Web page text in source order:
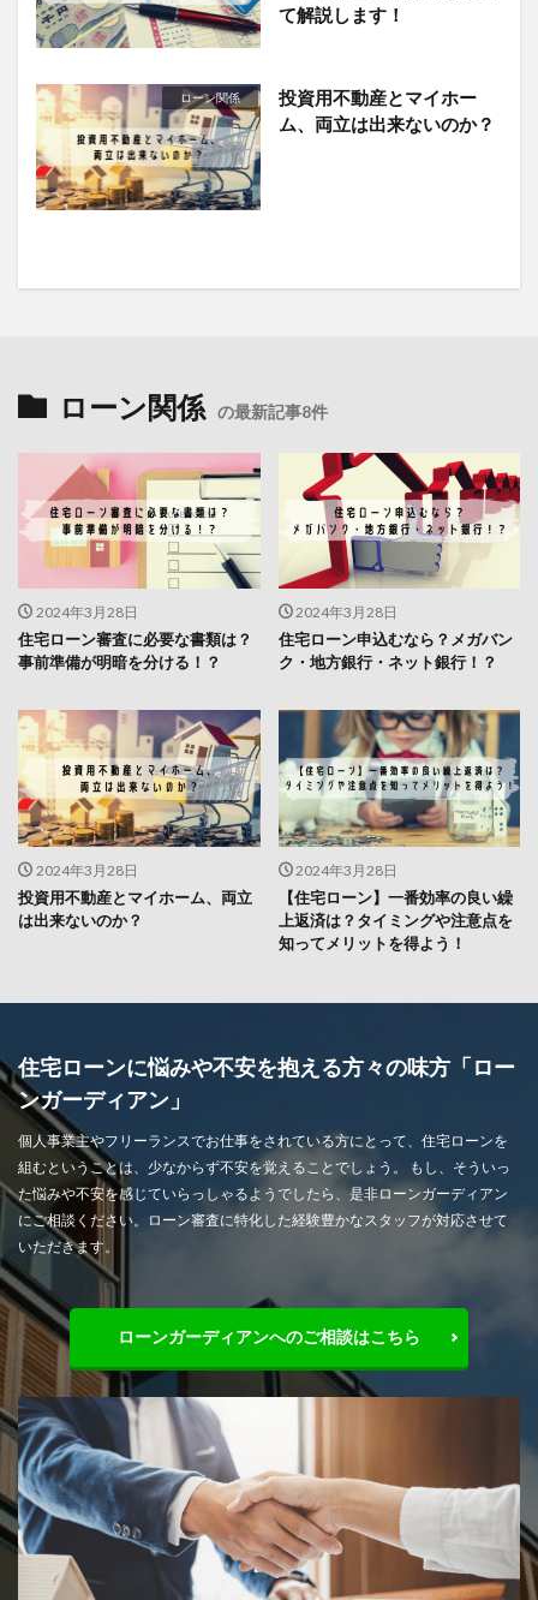
て解説します！
ローン関係
投資用不動産とマイホー
ム、両立は出来ないのか？
ローン関係 の最新記事8件
2024年3月28日
住宅ローン審査に必要な書類は？
事前準備が明暗を分ける！？
2024年3月28日
住宅ローン申込むなら？メガバン
ク・地方銀行・ネット銀行！？
2024年3月28日
投資用不動産とマイホーム、両立
は出来ないのか？
2024年3月28日
【住宅ローン】一番効率の良い繰
上返済は？タイミングや注意点を
知ってメリットを得よう！
住宅ローンに悩みや不安を抱える方々の味方「ロー
ンガーディアン」
個人事業主やフリーランスでお仕事をされている方にとって、住宅ローンを
組むということは、少なからず不安を覚えることでしょう。 もし、そういっ
た悩みや不安を感じていらっしゃるようでしたら、是非ローンガーディアン
にご相談ください。ローン審査に特化した経験豊かなスタッフが対応させて
いただきます。
ローンガーディアンへのご相談はこちら